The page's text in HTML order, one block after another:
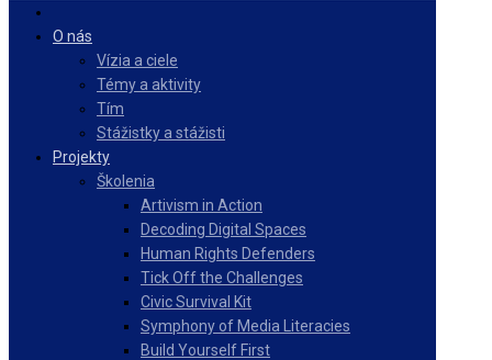
O nás
Vízia a ciele
Témy a aktivity
Tím
Stážistky a stážisti
Projekty
Školenia
Artivism in Action
Decoding Digital Spaces
Human Rights Defenders
Tick Off the Challenges
Civic Survival Kit
Symphony of Media Literacies
Build Yourself First